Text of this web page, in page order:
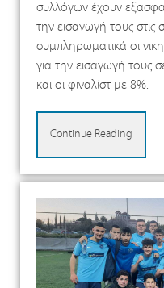
συλλόγων έχουν
την εισαγωγή τους
συμπληρωματικά οι
για την εισαγωγή τους
και οι φιναλίστ με 8%.
Continue Reading